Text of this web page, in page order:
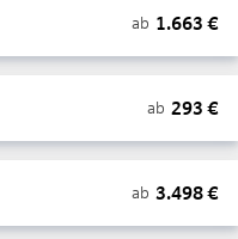
ab 1.663 €
ab 293 €
ab 3.498€